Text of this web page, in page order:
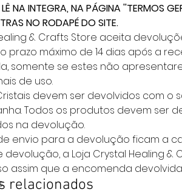
NA INTEGRA, NA PÁGINA ''TERMOS
NO RODAPÉ DO SITE.
& Crafts Store aceita
prazo máximo de 14 dias após a
somente se estes não
de uso.
devem ser devolvidos com o
Todos os produtos devem ser
na devolução.
envio para a devolução ficam a
devolução, a Loja Crystal Healing
assim que a encomenda
relacionados